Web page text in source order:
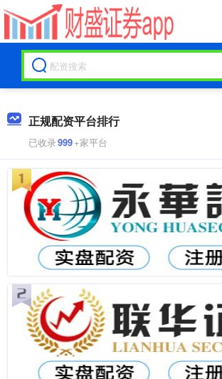
正规配资平台排行
已收录999+家平台